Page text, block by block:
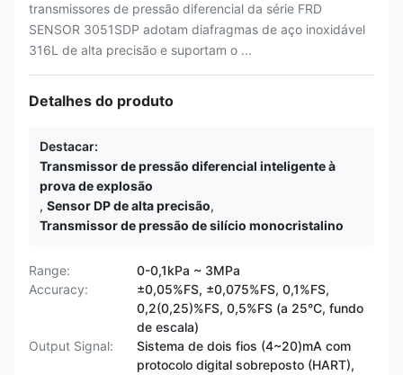
transmissores de pressão diferencial da série FRD
SENSOR 3051SDP adotam diafragmas de aço inoxidável
316L de alta precisão e suportam o ...
Detalhes do produto
Destacar:
Transmissor de pressão diferencial inteligente à
prova de explosão
, Sensor DP de alta precisão,
Transmissor de pressão de silício monocristalino
Range:
0-0,1kPa ~ 3MPa
Accuracy:
±0,05%FS, ±0,075%FS, 0,1%FS,
0,2(0,25)%FS, 0,5%FS (a 25°C, fundo
de escala)
Output Signal:
Sistema de dois fios (4~20)mA com
protocolo digital sobreposto (HART),